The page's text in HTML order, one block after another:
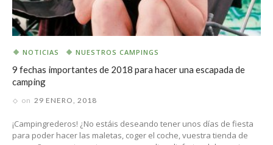
NOTICIAS NUESTROS CAMPINGS
9 fechas importantes de 2018 para hacer una escapada de
camping
on 29 ENERO, 2018
¡Campingrederos! ¿No estáis deseando tener unos días de fiesta
para poder hacer las maletas, coger el coche, vuestra tienda de